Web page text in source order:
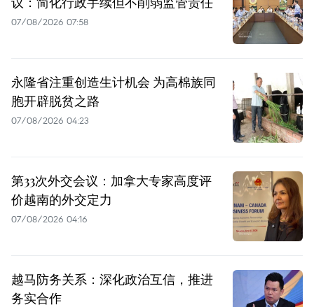
07/08/2026 07:58
永隆省注重创造生计机会 为高棉族同
胞开辟脱贫之路
07/08/2026 04:23
第33次外交会议：加拿大专家高度评
价越南的外交定力
07/08/2026 04:16
越马防务关系：深化政治互信，推进
务实合作